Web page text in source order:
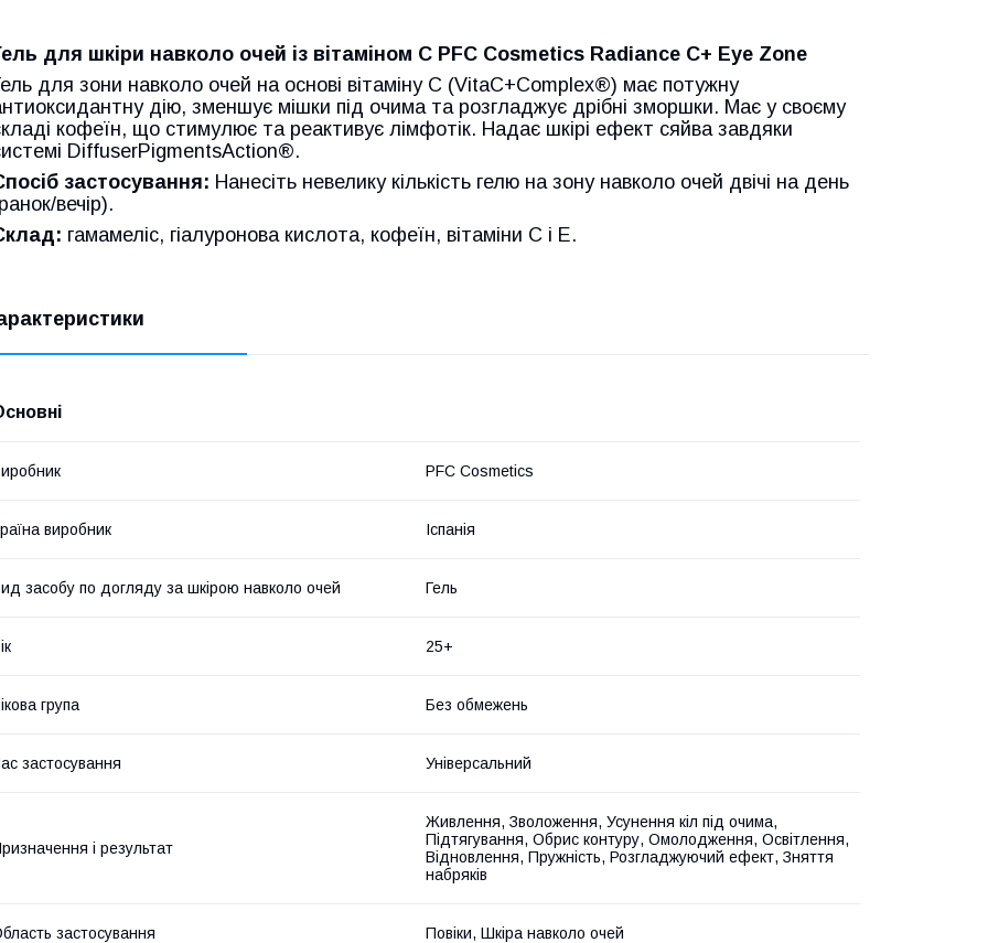
для шкіри навколо очей із вітаміном С PFC Cosmetics Radiance C+ Eye Zone
для зони навколо очей на основі вітаміну C (VitaC+Complex®) має потужну
дію, зменшує мішки під очима та розгладжує дрібні зморшки. Має у своєму
кофеїн, що стимулює та реактивує лімфотік. Надає шкірі ефект сяйва завдяки
DiffuserPigmentsAction®.
застосування: Нанесіть невелику кількість гелю на зону навколо очей двічі на день
вечір).
гамамеліс, гіалуронова кислота, кофеїн, вітаміни C і E.
PFC Cosmetics
виробник Іспанія
засобу по догляду за шкірою навколо очей Гель
25+
група Без обмежень
застосування Універсальний
і результат
Живлення, Зволоження, Усунення кіл під очима,
Підтягування, Обрис контуру, Омолодження, Освітлення,
Відновлення, Пружність, Розгладжуючий ефект, Зняття
набряків
застосування Повіки, Шкіра навколо очей